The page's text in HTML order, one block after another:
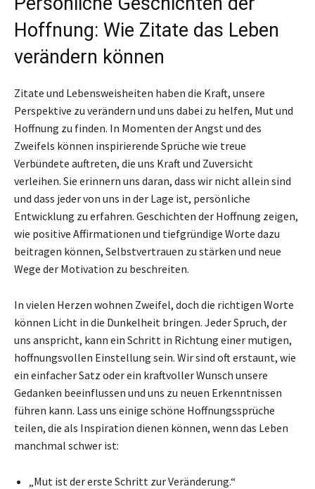
Hoffnung: Wie Zitate das Leben
verändern können
Zitate und Lebensweisheiten haben die Kraft, unsere
Perspektive zu verändern und uns dabei zu helfen, Mut und
Hoffnung zu finden. In Momenten der Angst und des
Zweifels können inspirierende Sprüche wie treue
Verbündete auftreten, die uns Kraft und Zuversicht
verleihen. Sie erinnern uns daran, dass wir nicht allein sind
und dass jeder von uns in der Lage ist, persönliche
Entwicklung zu erfahren. Geschichten der Hoffnung zeigen,
wie positive Affirmationen und tiefgründige Worte dazu
beitragen können, Selbstvertrauen zu stärken und neue
Wege der Motivation zu beschreiten.
In vielen Herzen wohnen Zweifel, doch die richtigen Worte
können Licht in die Dunkelheit bringen. Jeder Spruch, der
uns anspricht, kann ein Schritt in Richtung einer mutigen,
hoffnungsvollen Einstellung sein. Wir sind oft erstaunt, wie
ein einfacher Satz oder ein kraftvoller Wunsch unsere
Gedanken beeinflussen und uns zu neuen Erkenntnissen
führen kann. Lass uns einige schöne Hoffnungssprüche
teilen, die als Inspiration dienen können, wenn das Leben
manchmal schwer ist:
„Mut ist der erste Schritt zur Veränderung.“